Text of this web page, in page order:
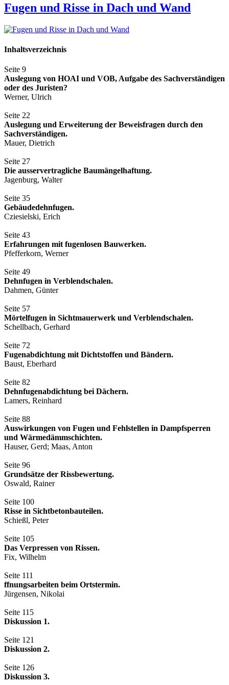
Fugen und Risse in Dach und Wand
Inhaltsverzeichnis
Seite 9
Auslegung von HOAI und VOB, Aufgabe des Sachverständigen
oder des Juristen?
Werner, Ulrich
Seite 22
Auslegung und Erweiterung der Beweisfragen durch den
Sachverständigen.
Mauer, Dietrich
Seite 27
Die ausservertragliche Baumängelhaftung.
Jagenburg, Walter
Seite 35
Gebäudedehnfugen.
Cziesielski, Erich
Seite 43
Erfahrungen mit fugenlosen Bauwerken.
Pfefferkorn, Werner
Seite 49
Dehnfugen in Verblendschalen.
Dahmen, Günter
Seite 57
Mörtelfugen in Sichtmauerwerk und Verblendschalen.
Schellbach, Gerhard
Seite 72
Fugenabdichtung mit Dichtstoffen und Bändern.
Baust, Eberhard
Seite 82
Dehnfugenabdichtung bei Dächern.
Lamers, Reinhard
Seite 88
Auswirkungen von Fugen und Fehlstellen in Dampfsperren
und Wärmedämmschichten.
Hauser, Gerd; Maas, Anton
Seite 96
Grundsätze der Rissbewertung.
Oswald, Rainer
Seite 100
Risse in Sichtbetonbauteilen.
Schießl, Peter
Seite 105
Das Verpressen von Rissen.
Fix, Wilhelm
Seite 111
ffnungsarbeiten beim Ortstermin.
Jürgensen, Nikolai
Seite 115
Diskussion 1.
Seite 121
Diskussion 2.
Seite 126
Diskussion 3.